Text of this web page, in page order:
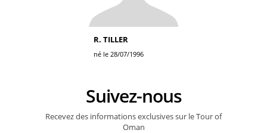
R. TILLER
né le 28/07/1996
Suivez-nous
Recevez des informations exclusives sur le Tour of
Oman